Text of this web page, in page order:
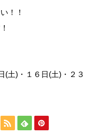
！！
土)・１６日(土)・２３
  